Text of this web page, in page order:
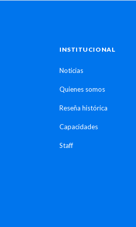
INSTITUCIONAL
Noticias
Quienes somos
Reseña histórica
Capacidades
Staff